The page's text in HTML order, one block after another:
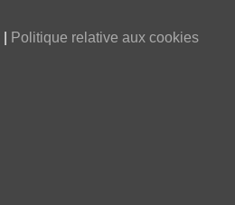
Politique relative aux cookies